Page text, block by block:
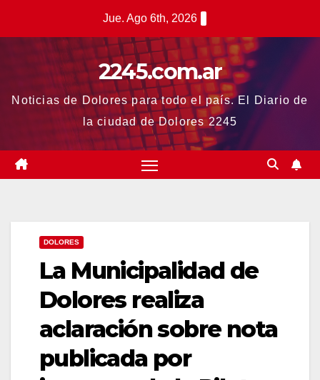
Jue. Ago 6th, 2026
2245.com.ar
Noticias de Dolores para todo el país. El Diario de
la ciudad de Dolores 2245
DOLORES
La Municipalidad de
Dolores realiza
aclaración sobre nota
publicada por